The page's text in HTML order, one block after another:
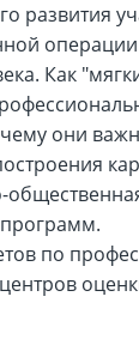
развития
Как
они
по